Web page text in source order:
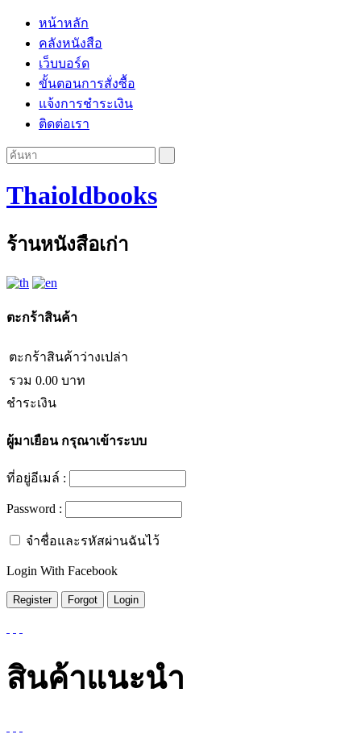
หน้าหลัก
คลังหนังสือ
เว็บบอร์ด
ขั้นตอนการสั่งซื้อ
แจ้งการชำระเงิน
ติดต่อเรา
Thaioldbooks
ร้านหนังสือเก่า
ตะกร้าสินค้า
ตะกร้าสินค้าว่างเปล่า
รวม 0.00 บาท
ชำระเงิน
ผู้มาเยือนกรุณาเข้าระบบ
ที่อยู่อีเมล์ :
Password :
จำชื่อและรหัสผ่านฉันไว้
Login With Facebook
สินค้าแนะนำ